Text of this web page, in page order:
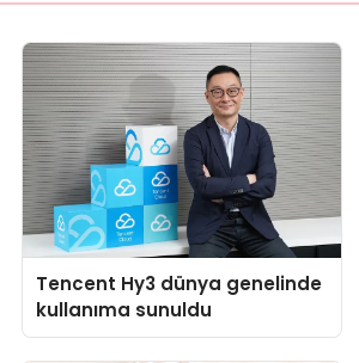
Tencent Hy3 dünya genelinde
kullanıma sunuldu